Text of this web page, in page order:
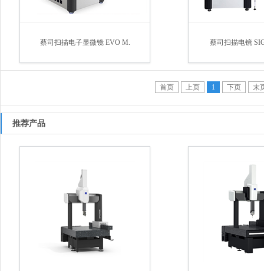
蔡司扫描电子显微镜 EVO M. 蔡司扫描电镜
首页 上页 1 下页 末
推荐产品